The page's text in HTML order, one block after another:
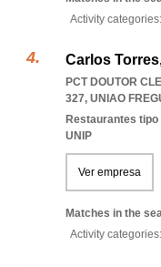
Activity
Carlos
PCT DOUTOR
327, UNIAO
Restaurantes tipo
UNIP
Ver empresa
Matches in the
Activity